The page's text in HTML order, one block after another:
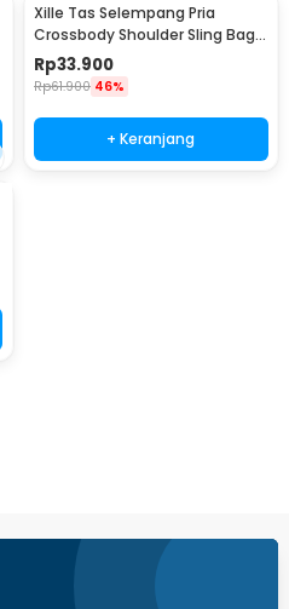
Xille Tas Selempang Pria
Crossbody Shoulder Sling Bag
Oxford Fabric - 9980
Rp33.900
Rp61.900 46%
+ Keranjang